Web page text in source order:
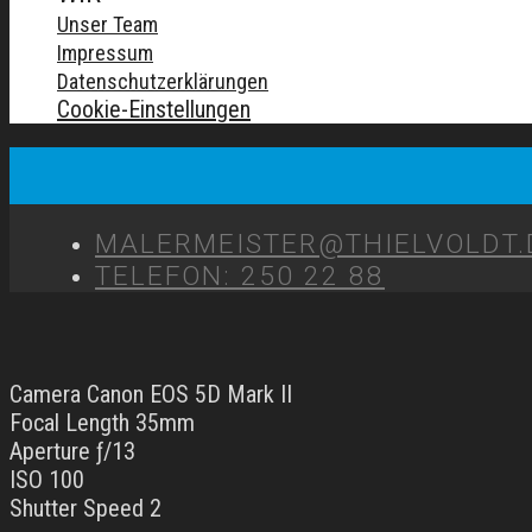
Unser Team
Impressum
Datenschutzerklärungen
Cookie-Einstellungen
TELEFON: 250 22 88
Camera Canon EOS 5D Mark II
Focal Length 35mm
Aperture ƒ/13
ISO 100
Shutter Speed 2